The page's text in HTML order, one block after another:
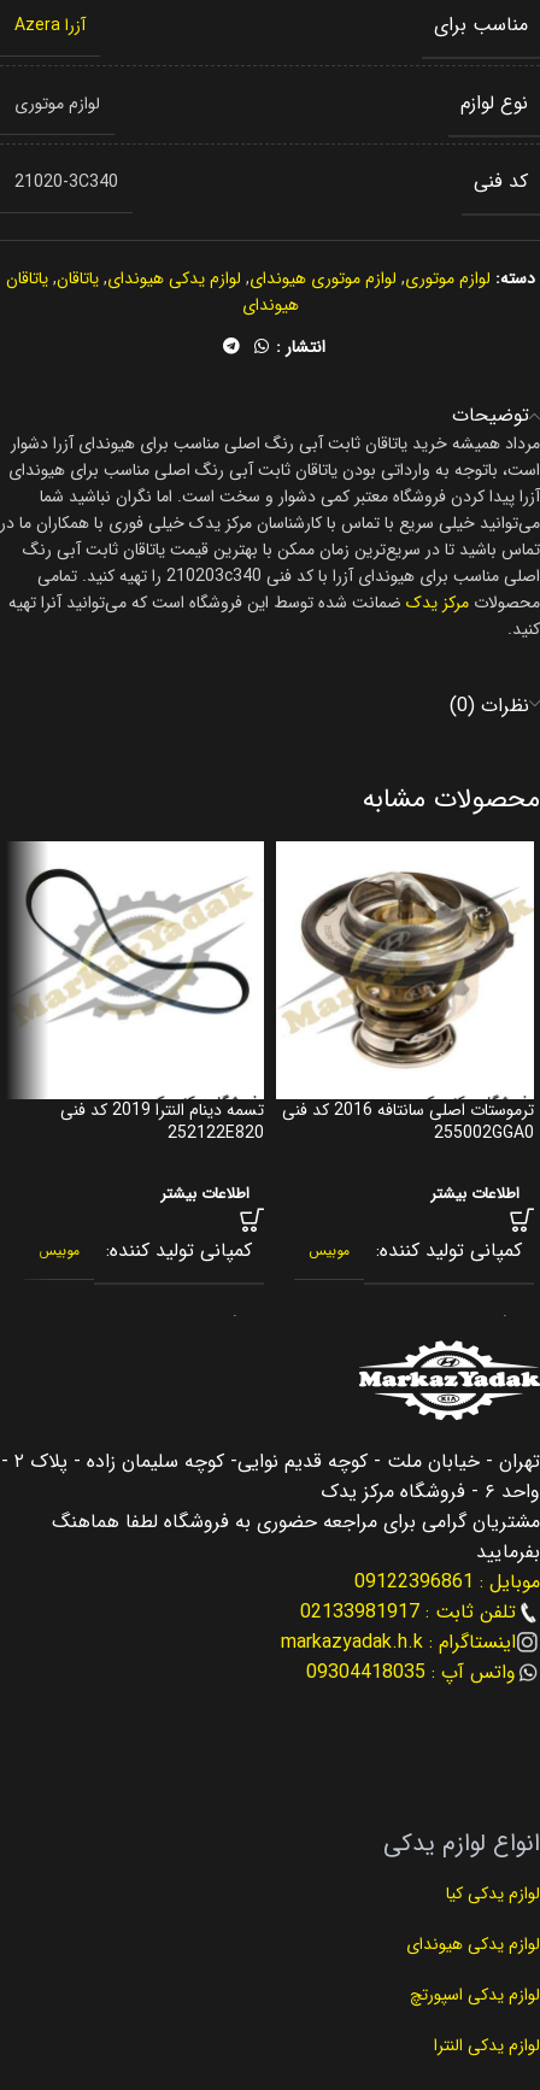
مناسب برای آزرا Azera
نوع لوازم لوازم موتوری
کد فنی 21020-3C340
دسته: لوازم موتوری, لوازم موتوری هیوندای, لوازم یدکی هیوندای, یاتاقان, یاتاقان
هیوندای
انتشار :
توضیحات
مرداد همیشه خرید یاتاقان ثابت آبی رنگ اصلی مناسب برای هیوندای آزرا دشوار
است، باتوجه به وارداتی بودن یاتاقان ثابت آبی رنگ اصلی مناسب برای هیوندای
آزرا پیدا کردن فروشگاه معتبر کمی دشوار و سخت است. اما نگران نباشید شما
می‌توانید خیلی سریع با تماس با کارشناسان مرکز یدک خیلی فوری با همکاران ما در
تماس باشید تا در سریع‌ترین زمان ممکن با بهترین قیمت یاتاقان ثابت آبی رنگ
اصلی مناسب برای هیوندای آزرا با کد فنی 210203c340 را تهیه کنید. تمامی
محصولات مرکز یدک ضمانت شده توسط این فروشگاه است که می‌توانید آنرا تهیه
کنید.
نظرات (0)
محصولات مشابه
ترموستات اصلی سانتافه 2016 کد فنی
255002GGA0
اطلاعات بیشتر
کمپانی تولید کننده موبیس
برند
کشور سازنده کره جنوبی
اصالت کالا اصلی
مناسب برای سانتافه Santafe
مناسب برای سال
2013 – 2016
تسمه دینام النترا 2019 کد فنی
252122E820
اطلاعات بیشتر
کمپانی تولید کننده موبیس
برند
اصالت کالا اصلی
مناسب برای
تهران - خیابان ملت - کوچه قدیم نوایی- کوچه سلیمان زاده - پلاک ۲ -
واحد ۶ - فروشگاه مرکز یدک
مشتریان گرامی برای مراجعه حضوری به فروشگاه لطفا هماهنگ
بفرمایید
موبایل : 09122396861
تلفن ثابت : 02133981917
اینستاگرام : markazyadak.h.k
واتس آپ : 09304418035
انواع لوازم یدکی
لوازم یدکی کیا
لوازم یدکی هیوندای
لوازم یدکی اسپورتچ
لوازم یدکی النترا